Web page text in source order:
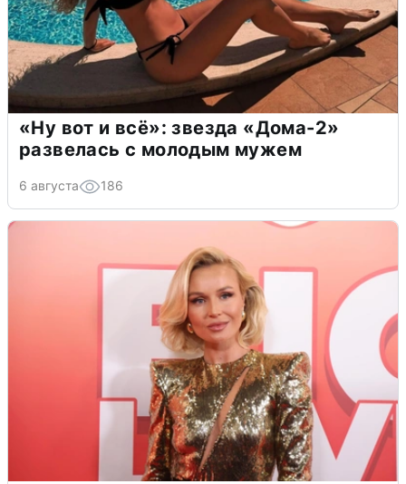
«Ну вот и всё»: звезда «Дома-2»
развелась с молодым мужем
6 августа 186